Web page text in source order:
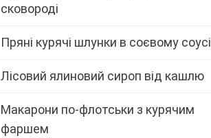
сковороді
Пряні курячі шлунки в соєвому соусі
Лісовий ялиновий сироп від кашлю
Макарони по-флотськи з курячим
фаршем